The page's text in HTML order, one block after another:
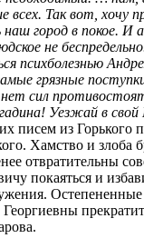
всех. Так вот, хочу
город в покое. И
не
психболезнью
грязные
сил
Уезжай в свой
писем из Горького
Хамство и злоба
отвратительны
покаяться и